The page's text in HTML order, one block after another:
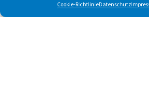
Cookie-RichtlinieDatenschutz